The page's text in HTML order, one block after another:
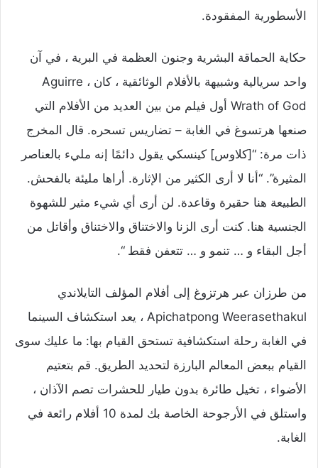
الأسطورية المفقودة.
حكاية الحماقة البشرية وجنون العظمة في البرية ، في آن
واحد سريالية وشبيهة بالأفلام الوثائقية ، كان Aguirre ،
Wrath of God أول فيلم من بين العديد من الأفلام التي
صنعها هرتسوغ في الغابة – تضاريس تسحره. قال المخرج
ذات مرة: “[كلاوس] كينسكي يقول دائمًا إنه مليء بالعناصر
المثيرة”. “أنا لا أرى الكثير من الإثارة. أراها مليئة بالفحش.
الطبيعة هنا حقيرة وقاعدة. لن أرى أي شيء مثير للشهوة
الجنسية هنا. كنت أرى الزنا والاختناق والاختناق وأقاتل من
أجل البقاء و … تنمو و … تتعفن فقط “.
من طرزان عبر هرتزوغ إلى أفلام المؤلف التايلاندي
Apichatpong Weerasethakul ، يعد استكشاف السينما
في الغابة رحلة استكشافية تستحق القيام بها: ما عليك سوى
القيام ببعض المعالم البارزة لتحديد الطريق. قم بتعتيم
الأضواء ، تخيل طائرة بدون طيار للحشرات تصم الآذان ،
واستلق في الأرجوحة الخاصة بك لمدة 10 أفلام رائعة في
الغابة.